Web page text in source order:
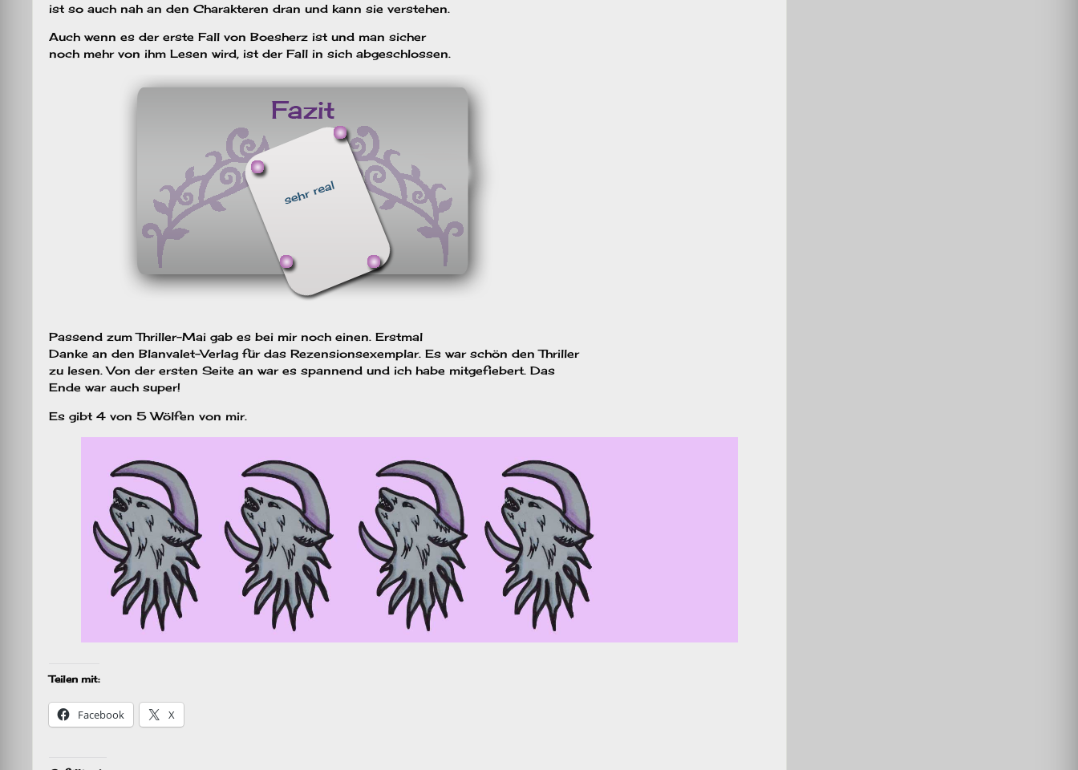
ist so auch nah an den Charakteren dran und kann sie verstehen.
Auch wenn es der erste Fall von Boesherz ist und man sicher
noch mehr von ihm Lesen wird, ist der Fall in sich abgeschlossen.
Passend zum Thriller-Mai gab es bei mir noch einen. Erstmal
Danke an den Blanvalet-Verlag für das Rezensionsexemplar. Es war schön den Thriller
zu lesen. Von der ersten Seite an war es spannend und ich habe mitgefiebert. Das
Ende war auch super!
Es gibt 4 von 5 Wölfen von mir.
Teilen mit:
Facebook X